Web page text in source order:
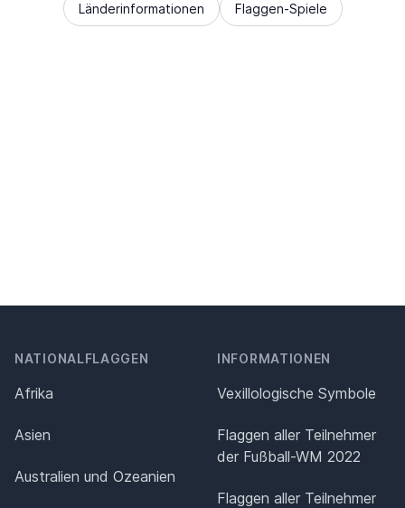
Länderinformationen Flaggen-Spiele
NATIONALFLAGGEN
Afrika
Asien
Australien und Ozeanien
INFORMATIONEN
Vexillologische Symbole
Flaggen aller Teilnehmer
der Fußball-WM 2022
Flaggen aller Teilnehmer